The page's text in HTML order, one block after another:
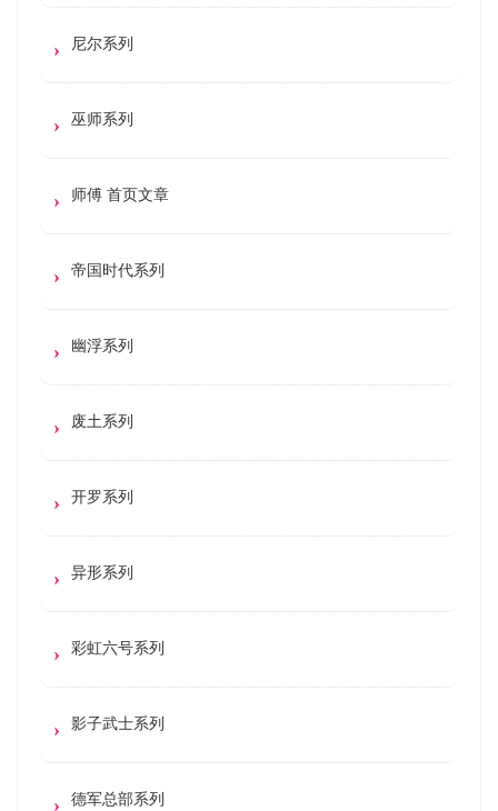
尼尔系列
巫师系列
师傅 首页文章
帝国时代系列
幽浮系列
废土系列
开罗系列
异形系列
彩虹六号系列
影子武士系列
德军总部系列